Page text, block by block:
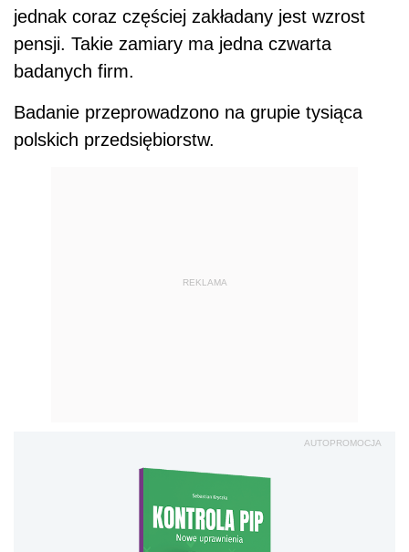
jednak coraz częściej zakładany jest wzrost
pensji. Takie zamiary ma jedna czwarta
badanych firm.
Badanie przeprowadzono na grupie tysiąca
polskich przedsiębiorstw.
REKLAMA
AUTOPROMOCJA